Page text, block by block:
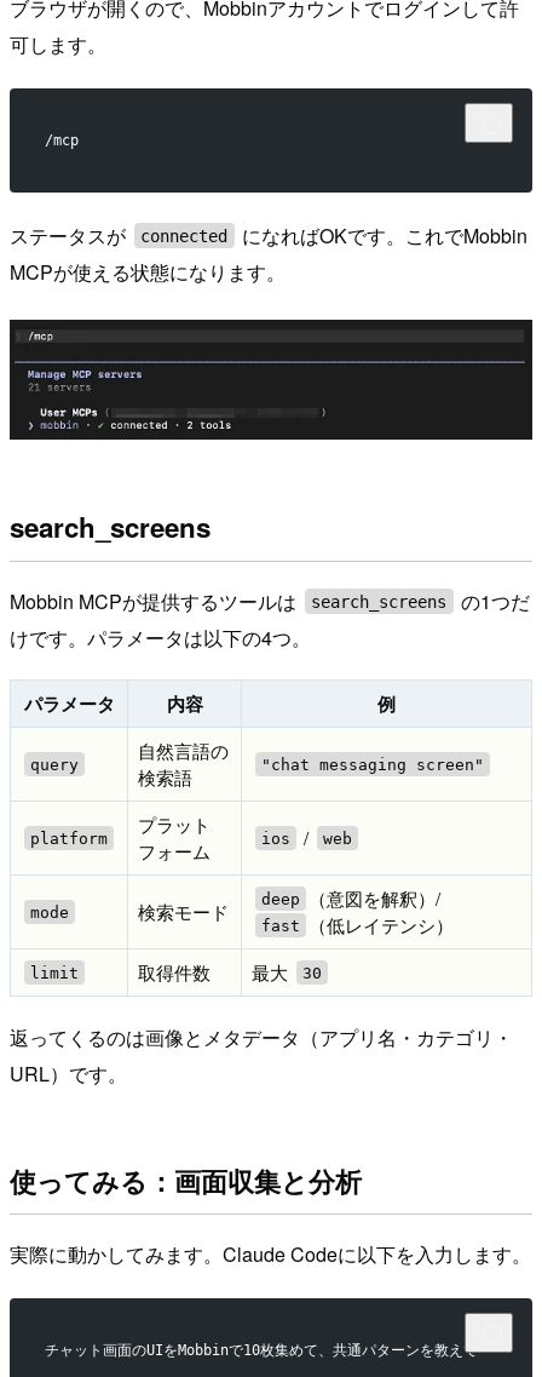
ブラウザが開くので、Mobbinアカウントでログインして許
可します。
/mcp
ステータスが connected
になればOKです。これでMobbin
MCPが使える状態になります。
search_screens
Mobbin MCPが提供するツールは search_screens
の1つだ
けです。パラメータは以下の4つ。
パラメータ 内容 例
query
自然言語の
検索語
"chat messaging screen"
platform
プラット
フォーム
ios / web
mode 検索モード deep （意図を解釈）/
fast （低レイテンシ）
limit 取得件数 最大 30
返ってくるのは画像とメタデータ（アプリ名・カテゴリ・
URL）です。
使ってみる：画面収集と分析
実際に動かしてみます。Claude Codeに以下を入力します。
チャット画面のUIをMobbinで10枚集めて、共通パターンを教えて